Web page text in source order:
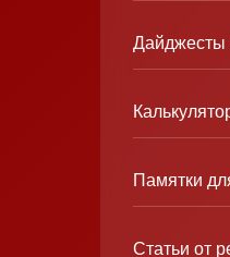
Дайджесты
Памятки
Статьи от